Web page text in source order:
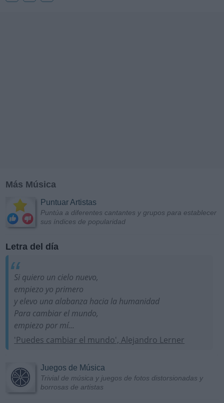
Más Música
Puntuar Artistas
Puntúa a diferentes cantantes y grupos para establecer
sus índices de popularidad
Letra del día
Si quiero un cielo nuevo,
empiezo yo primero
y elevo una alabanza hacia la humanidad
Para cambiar el mundo,
empiezo por mí...
'Puedes cambiar el mundo', Alejandro Lerner
Juegos de Música
Trivial de música y juegos de fotos distorsionadas y
borrosas de artistas